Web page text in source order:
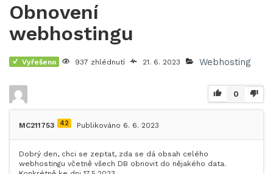
Obnovení
webhostingu
Vyřešeno 937 zhlédnutí 21. 6. 2023 Webhosting
0
MC211753 42 Publikováno 6. 6. 2023
Dobrý den, chci se zeptat, zda se dá obsah celého
webhostingu včetně všech DB obnovit do nějakého data.